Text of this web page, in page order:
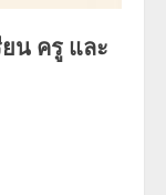
น ครู และ